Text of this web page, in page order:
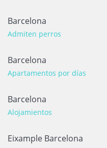
Barcelona
Admiten perros
Barcelona
Apartamentos por días
Barcelona
Alojamientos
Eixample Barcelona